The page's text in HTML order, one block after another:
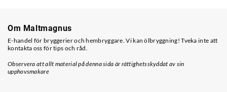
Om Maltmagnus
E-handel för bryggerier och hembryggare. Vi kan ölbryggning! Tveka inte att
kontakta oss för tips och råd.
Observera att allt material på denna sida är rättighetsskyddat av sin
upphovsmakare